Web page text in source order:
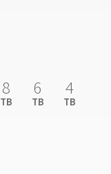
8
TB
6
TB
4
TB